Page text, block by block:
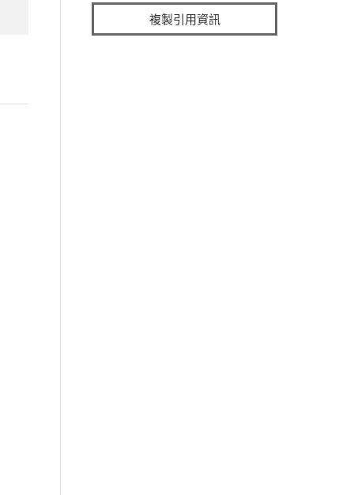
複製引用資訊